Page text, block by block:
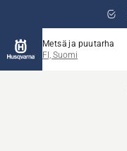
Metsä ja puutarha
FI, Suomi